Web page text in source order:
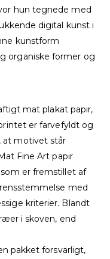
hun tegnede med
digital kunst i
kunstform
organiske former og
mat plakat papir,
er farvefyldt og
at motivet står
Fine Art papir
er fremstillet af
med
kriterier. Blandt
i skoven, end
pakket forsvarligt,